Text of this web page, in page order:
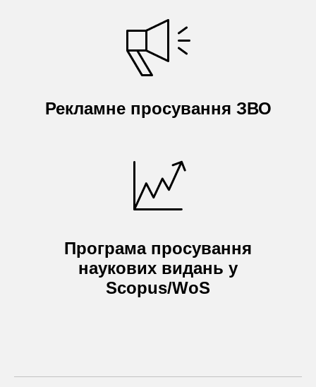
Рекламне просування ЗВО
Програма просування
наукових видань у
Scopus/WoS